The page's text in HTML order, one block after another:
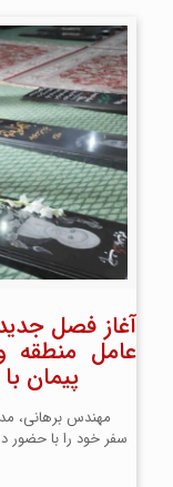
آغاز فصل
عامل منطقه
پیمان
مهندس برهانی،
سفر خود را با حضور